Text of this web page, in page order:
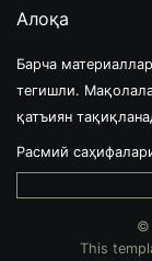
Алоқа
Барча
тегишли.
қатъиян
Расмий
©
This